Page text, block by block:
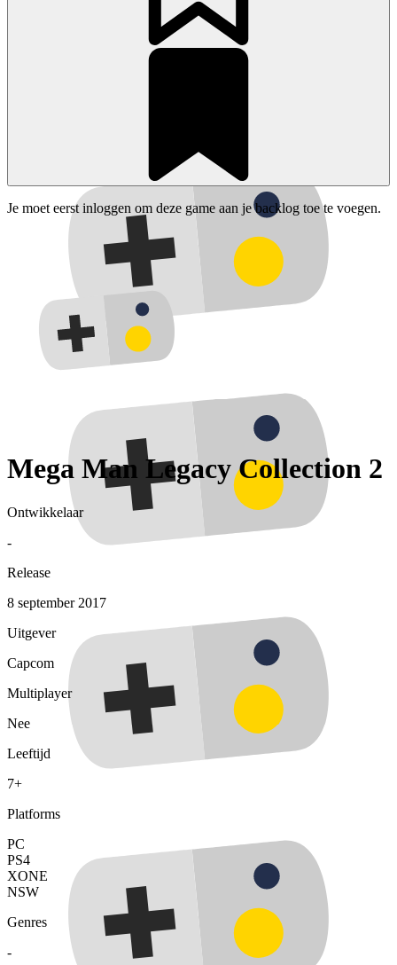
Je moet eerst inloggen om deze game aan je backlog toe te voegen.
Mega Man Legacy Collection 2
Ontwikkelaar
-
Release
8 september 2017
Uitgever
Capcom
Multiplayer
Nee
Leeftijd
7+
Platforms
PC
PS4
XONE
NSW
Genres
-